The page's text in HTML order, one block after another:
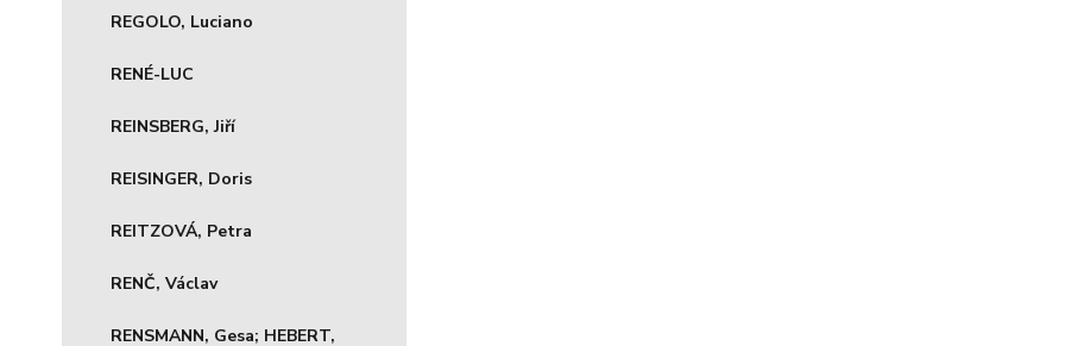
REGOLO, Luciano
RENÉ-LUC
REINSBERG, Jiří
REISINGER, Doris
REITZOVÁ, Petra
RENČ, Václav
RENSMANN, Gesa; HEBERT,